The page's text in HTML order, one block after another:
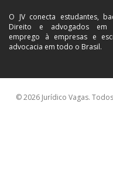
O JV conecta estudantes,
Direito e advogados em
emprego à empresas e
advocacia em todo o Brasil.
© 2026 Jurídico Vagas.